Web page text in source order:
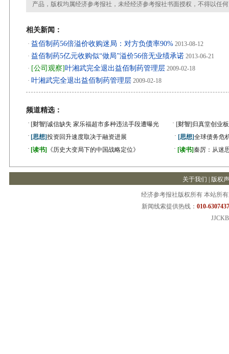
产品，版权均属经济参考报社，未经经济参考报社书面授权，不得以任
相关新闻：
· 益佰制药56倍溢价收购迷局：对方负债率90% 2013-08-12
· 益佰制药5亿元收购似“做局”溢价56倍无业绩承诺 2013-06-21
· [公司观察]叶湘武完全退出益佰制药管理层 2009-02-18
· 叶湘武完全退出益佰制药管理层 2009-02-18
频道精选：
· [财智]诚信缺失 家乐福超市多种违法手段遭曝光 · [财智] 归真堂创业
· [思想]投资回升速度取决于融资进展 · [思想]全球债务危
· [读书] 《历史大变局下的中国战略定位》 · [读书]秦厉：从迷
关于我们 版权
经济参考报社版权所有 本站所
新闻线索提供热线： 010-